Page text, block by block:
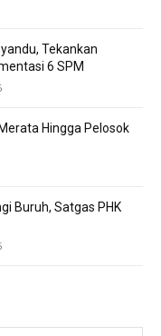
Tekankan
6 SPM
Hingga Pelosok
Buruh, Satgas PHK